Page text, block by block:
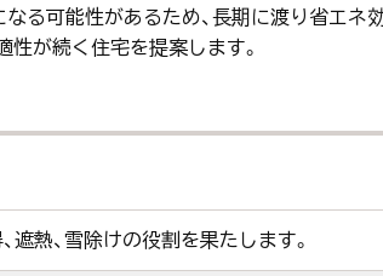
る可能性があるため、長期に渡り省エ
が続く住宅を提案します。
熱、雪除けの役割を果たします。